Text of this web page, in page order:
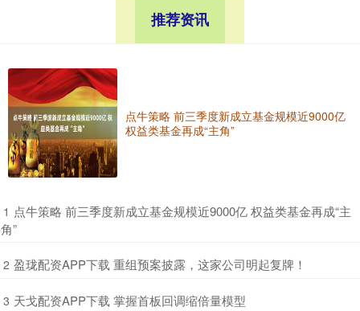
推荐资讯
点牛策略 前三季度新成立基金规模近9000亿
权益类基金再成“主角”
1 ​点牛策略 前三季度新成立基金规模近9000亿 权益类基金再成“主
角”
2 ​盈珑配资APP下载 重组预案披露，这家公司明起复牌！
3 ​天戈配资APP下载 掌握首板回调缩倍量模型